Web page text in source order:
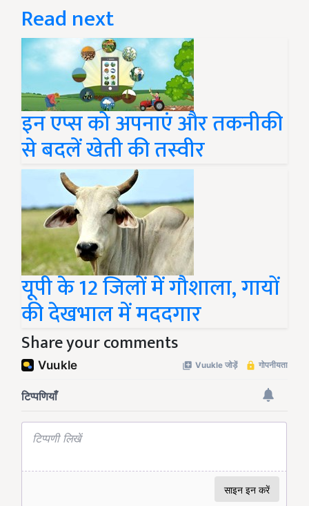
Read next
इन एप्स को अपनाएं और तकनीकी
से बदलें खेती की तस्वीर
यूपी के 12 जिलों में गौशाला, गायों
की देखभाल में मददगार
Share your comments